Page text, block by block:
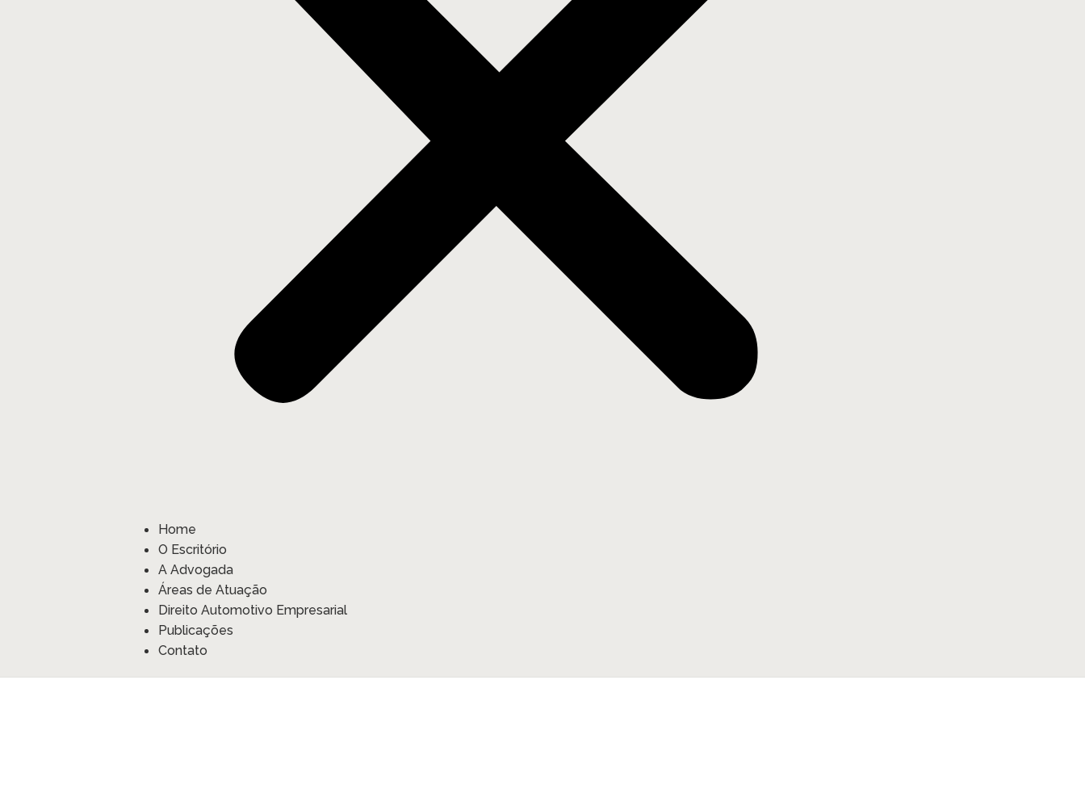
Home
O Escritório
A Advogada
Áreas de Atuação
Direito Automotivo Empresarial
Publicações
Contato